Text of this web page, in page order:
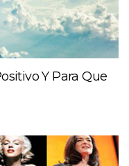
Y Para Que